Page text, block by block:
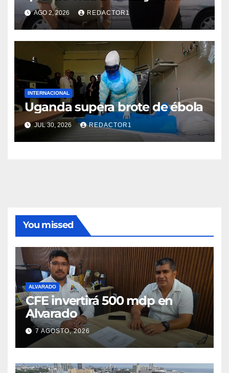
«Los Soprano»
AGO 2, 2026 REDACTOR1
INTERNACIONAL
Uganda supera brote de ébola
JUL 30, 2026 REDACTOR1
You missed
ALVARADO
CFE invertirá 500 mdp en
Alvarado
7 AGOSTO, 2026